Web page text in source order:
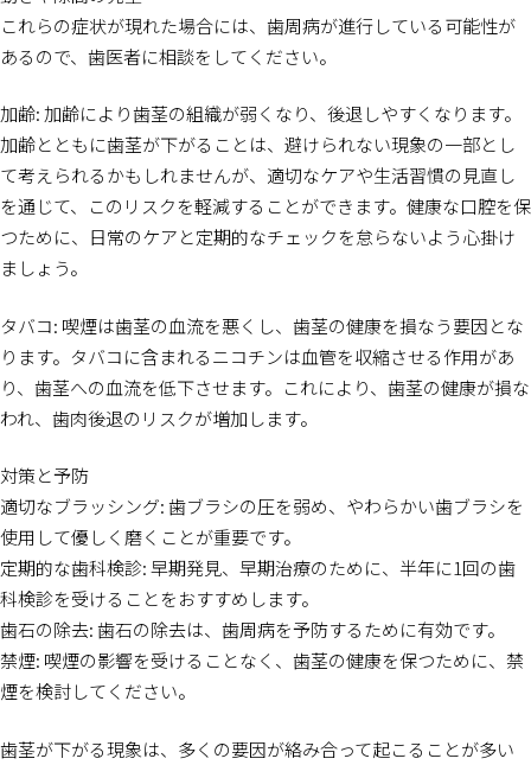
これらの症状が現れた場合には、歯周病が進行している可能性が
あるので、歯医者に相談をしてください。
加齢: 加齢により歯茎の組織が弱くなり、後退しやすくなります。
加齢とともに歯茎が下がることは、避けられない現象の一部とし
て考えられるかもしれませんが、適切なケアや生活習慣の見直し
を通じて、このリスクを軽減することができます。健康な口腔を保
つために、日常のケアと定期的なチェックを怠らないよう心掛け
ましょう。
タバコ: 喫煙は歯茎の血流を悪くし、歯茎の健康を損なう要因とな
ります。タバコに含まれるニコチンは血管を収縮させる作用があ
り、歯茎への血流を低下させます。これにより、歯茎の健康が損な
われ、歯肉後退のリスクが増加します。
対策と予防
適切なブラッシング: 歯ブラシの圧を弱め、やわらかい歯ブラシを
使用して優しく磨くことが重要です。
定期的な歯科検診: 早期発見、早期治療のために、半年に1回の歯
科検診を受けることをおすすめします。
歯石の除去: 歯石の除去は、歯周病を予防するために有効です。
禁煙: 喫煙の影響を受けることなく、歯茎の健康を保つために、禁
煙を検討してください。
歯茎が下がる現象は、多くの要因が絡み合って起こることが多い